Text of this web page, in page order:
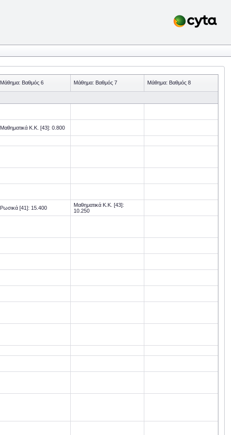
Μάθημα: Βαθμός 6 Μάθημα: Βαθμός 7 Μάθημα: Βαθμός 8
Μαθηματικά Κ.Κ. [43]: 0.800
Ρωσικά [41]: 15.400
Μαθηματικά Κ.Κ. [43]:
10.250